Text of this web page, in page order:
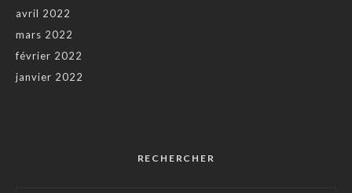
avril 2022
mars 2022
février 2022
janvier 2022
RECHERCHER